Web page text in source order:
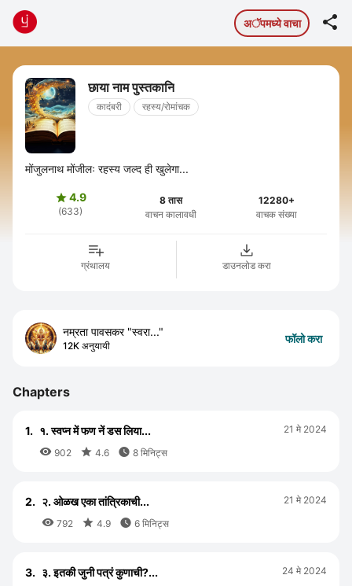
अॅपमध्ये वाचा 
छाया नाम पुस्तकानि
कादंबरी रहस्य/रोमांचक
मोंजुलनाथ मोंजीलः रहस्य जल्द ही खुलेगा...
4.9
(633)
8 तास
वाचन कालावधी
12280+
वाचक संख्या
ग्रंथालय डाउनलोड करा
नम्रता पावसकर "स्वरा..."
12K अनुयायी
फॉलो करा
Chapters
1. १. स्वप्न में फण नें डस लिया...
 902  4.6  8 मिनिट्स
21 मे 2024
2. २. ओळख एका तांत्रिकाची...
 792  4.9  6 मिनिट्स
21 मे 2024
3. ३. इतकी जुनी पत्रं कुणाची?... 24 मे 2024